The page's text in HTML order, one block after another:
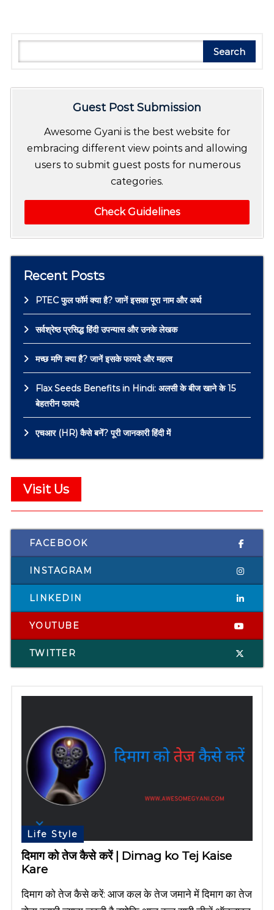
Search
Guest Post Submission
Awesome Gyani is the best website for
embracing different view points and allowing
users to submit guest posts for numerous
categories.
Check Guidelines
Recent Posts
PTEC फुल फॉर्म क्या है? जानें इसका पूरा नाम और अर्थ
सर्वश्रेष्ठ प्रसिद्ध हिंदी उपन्यास और उनके लेखक
मच्छ मणि क्या है? जानें इसके फायदे और महत्व
Flax Seeds Benefits in Hindi: अलसी के बीज खाने के 15
बेहतरीन फायदे
एचआर (HR) कैसे बनें? पूरी जानकारी हिंदी में
Visit Us
FACEBOOK
INSTAGRAM
LINKEDIN
YOUTUBE
TWITTER
Life Style
दिमाग को तेज कैसे करें | Dimag ko Tej Kaise
Kare
दिमाग को तेज कैसे करें: आज कल के तेज जमाने में दिमाग का तेज